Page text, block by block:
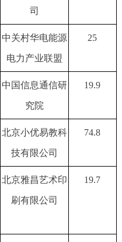
司
中关村华电能源
电力产业联盟
25
中国信息通信研
究院
19.9
北京小优易教科
技有限公司
74.8
北京雅昌艺术印
刷有限公司
19.7